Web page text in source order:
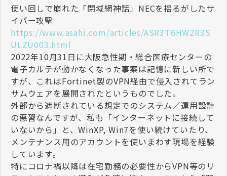
使い回しで崩れた「閉域網神話」NECを揺るがしたサ
イバー攻撃
https://www.asahi.com/articles/ASR3T6HW2R3S
ULZU003.html
2022年10月31日に大阪急性期・総合医療センターの
電子カルテが動かなくなった事案は記憶に新しい所で
すが、これはFortinet製のVPN経由で侵入されてラン
サムウェアを展開されたというものでした。
外部から遮断されている想定でのシステム／運用設計
の悪習なんですが、私も「インターネットに接続して
いないから」と、WinXP, Win7を使い続けていたり、
メンテナンス用のアカウントを使いまわす現場を経験
しています。
特にコロナ禍以降は在宅勤務の必要性からVPN等のリ